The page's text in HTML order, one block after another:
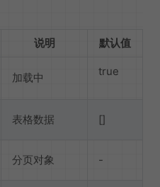
说明 默认值
加载中 true
表格数据 []
分页对象 -